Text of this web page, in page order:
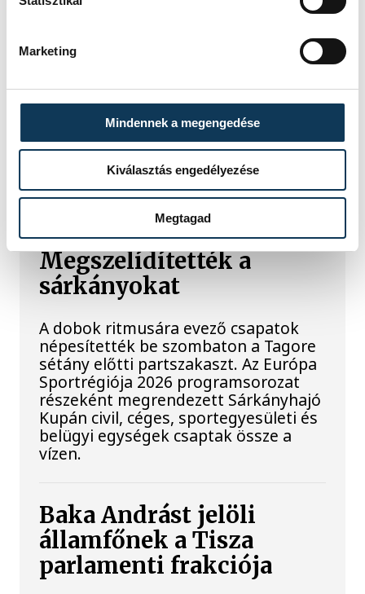
Marketing
Mindennek a megengedése
Kiválasztás engedélyezése
Megtagad
2025. MÁJUS 23. 11:27
1 2
KÖZÉLET
Megszelídítették a
sárkányokat
A dobok ritmusára evező csapatok
népesítették be szombaton a Tagore
sétány előtti partszakaszt. Az Európa
Sportrégiója 2026 programsorozat
részeként megrendezett Sárkányhajó
Kupán civil, céges, sportegyesületi és
belügyi egységek csaptak össze a
vízen.
Baka Andrást jelöli
államfőnek a Tisza
parlamenti frakciója